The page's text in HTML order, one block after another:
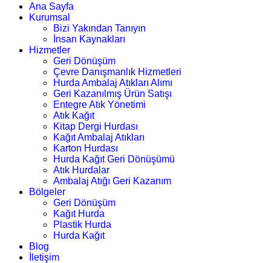
Ana Sayfa
Kurumsal
Bizi Yakından Tanıyın
İnsan Kaynakları
Hizmetler
Geri Dönüşüm
Çevre Danışmanlık Hizmetleri
Hurda Ambalaj Atıkları Alımı
Geri Kazanılmış Ürün Satışı
Entegre Atık Yönetimi
Atık Kağıt
Kitap Dergi Hurdası
Kağıt Ambalaj Atıkları
Karton Hurdası
Hurda Kağıt Geri Dönüşümü
Atık Hurdalar
Ambalaj Atığı Geri Kazanım
Bölgeler
Geri Dönüşüm
Kağıt Hurda
Plastik Hurda
Hurda Kağıt
Blog
İletişim